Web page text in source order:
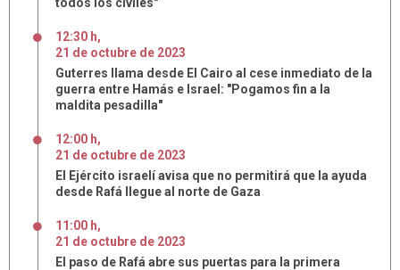
12:30 h,
21 de octubre de 2023
Guterres llama desde El Cairo al cese inmediato de la
guerra entre Hamás e Israel: "Pogamos fin a la
maldita pesadilla"
12:00 h,
21 de octubre de 2023
El Ejército israelí avisa que no permitirá que la ayuda
desde Rafá llegue al norte de Gaza
11:00 h,
21 de octubre de 2023
El paso de Rafá abre sus puertas para la primera